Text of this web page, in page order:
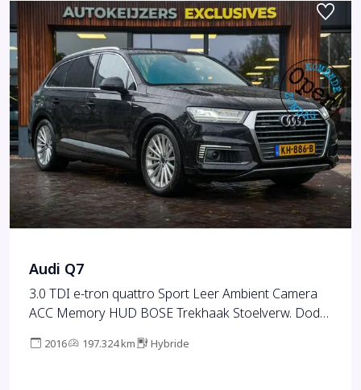
Audi Q7
3.0 TDI e-tron quattro Sport Leer Ambient Camera
ACC Memory HUD BOSE Trekhaak Stoelverw. Dode
2016 197.324 km Hybride